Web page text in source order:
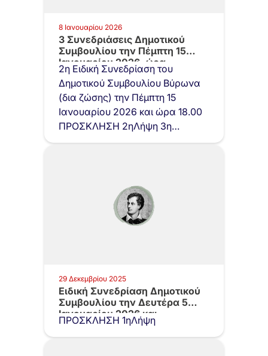
8 Ιανουαρίου 2026
3 Συνεδριάσεις Δημοτικού
Συμβουλίου την Πέμπτη 15
Ιανουαρίου 2026, ώρα…
2η Ειδική Συνεδρίαση του
Δημοτικού Συμβουλίου Βύρωνα
(δια ζώσης) την Πέμπτη 15
Ιανουαρίου 2026 και ώρα 18.00
ΠΡΟΣΚΛΗΣΗ 2ηΛήψη 3η…
29 Δεκεμβρίου 2025
Ειδική Συνεδρίαση Δημοτικού
Συμβουλίου την Δευτέρα 5
Ιανουαρίου 2026 και…
ΠΡΟΣΚΛΗΣΗ 1ηΛήψη